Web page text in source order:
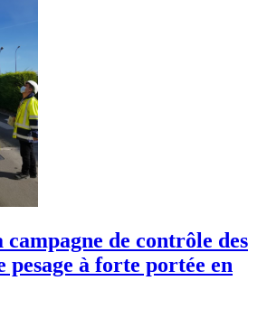
campagne de contrôle des
pesage à forte portée en